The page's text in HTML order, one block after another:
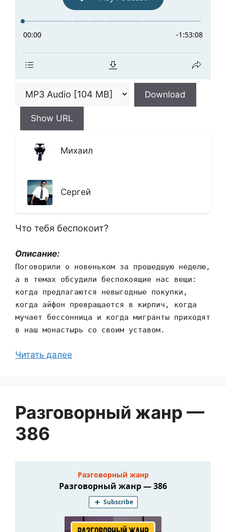
Download
Show URL
Михаил
Сергей
Что тебя беспокоит?
Описание:
Поговорили о новеньком за прошедшую неделю,
а в темах обсудили беспокоящие нас вещи:
когда предлагаются невыгодные покупки,
когда айфон превращается в кирпич, когда
мучает бессонница и когда мигранты приходят
в наш монастырь со своим уставом.
Читать далее
Разговорный жанр —
386